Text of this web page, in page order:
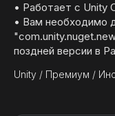
• Работает с Unity
• Вам необходимо
поздней версии в
Unity / Премиум /